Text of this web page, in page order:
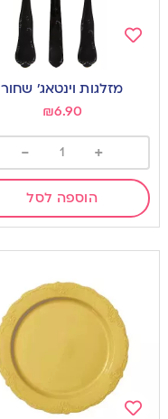
wishlist
מזלגות וינטאג’ שחור
₪6.90
+
-
הוספה לסל